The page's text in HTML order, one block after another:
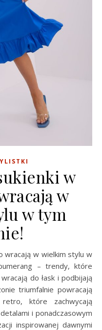
w
w
w tym
– trendy, które
do łask i podbijają
triumfalnie powracają
które zachwycają
i ponadczasowym
inspirowanej dawnymi